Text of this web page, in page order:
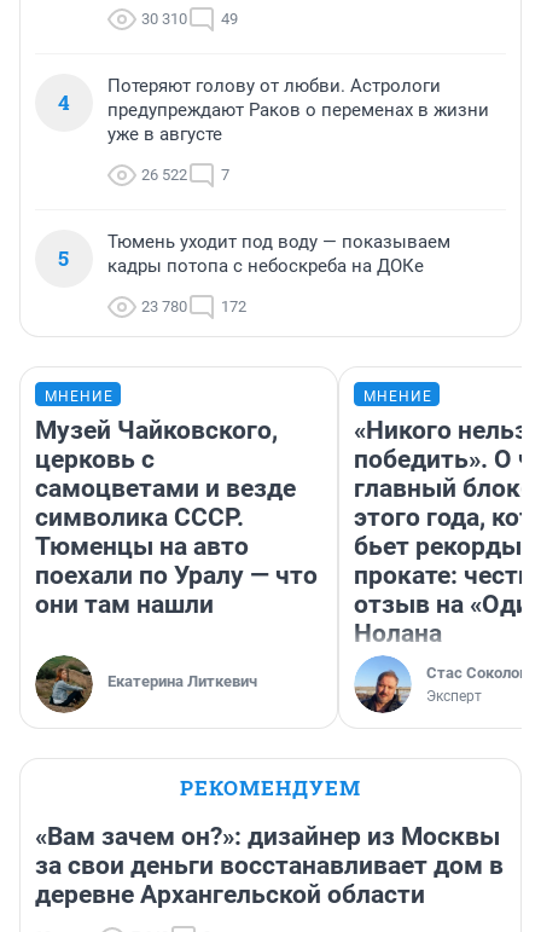
30 310 49
4
Потеряют голову от любви. Астрологи
предупреждают Раков о переменах в жизни
уже в августе
26 522 7
5
Тюмень уходит под воду — показываем
кадры потопа с небоскреба на ДОКе
23 780 172
МНЕНИЕ
Музей Чайковского,
церковь с
самоцветами и везде
символика СССР.
Тюменцы на авто
поехали по Уралу — что
они там нашли
Екатерина Литкевич
МНЕНИЕ
«Никого нельзя
победить». О
главный
этого года,
бьет рекорды в
прокате:
отзыв на
Нолана
Стас Соколов
Эксперт
РЕКОМЕНДУЕМ
«Вам зачем он?»: дизайнер из Москвы
за свои деньги восстанавливает дом в
деревне Архангельской области